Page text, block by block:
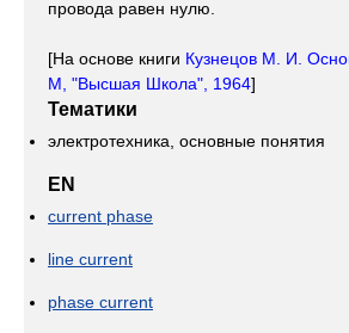
провода равен нулю.
[На основе книги Кузнецов М. И.
М, "Высшая Школа", 1964]
Тематики
электротехника, основные понятия
EN
current phase
line current
phase current